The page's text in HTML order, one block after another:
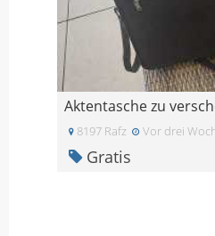
Aktentasche zu
8197 Rafz Vor drei
Gratis